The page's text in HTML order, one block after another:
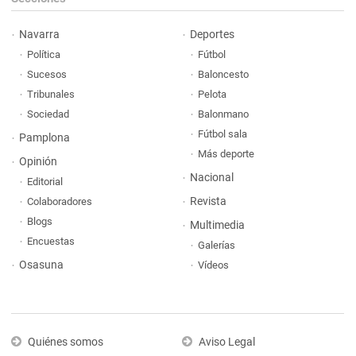
Navarra
Política
Sucesos
Tribunales
Sociedad
Pamplona
Opinión
Editorial
Colaboradores
Blogs
Encuestas
Osasuna
Deportes
Fútbol
Baloncesto
Pelota
Balonmano
Fútbol sala
Más deporte
Nacional
Revista
Multimedia
Galerías
Vídeos
Quiénes somos Aviso Legal